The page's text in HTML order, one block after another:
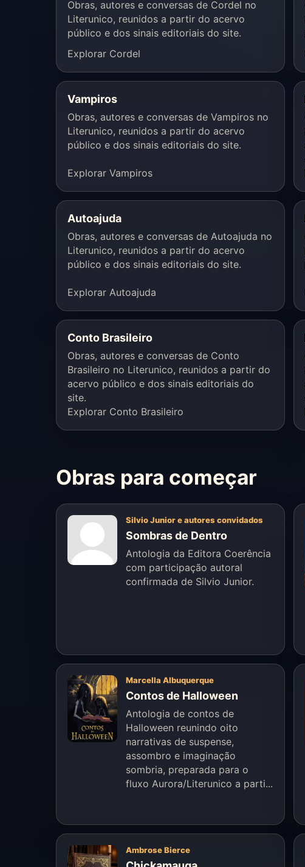
Obras, autores e conversas de Cordel no
Literunico, reunidos a partir do acervo
público e dos sinais editoriais do site.
Explorar Cordel
Vampiros
Obras, autores e conversas de Vampiros no
Literunico, reunidos a partir do acervo
público e dos sinais editoriais do site.
Explorar Vampiros
Autoajuda
Obras, autores e conversas de Autoajuda no
Literunico, reunidos a partir do acervo
público e dos sinais editoriais do site.
Explorar Autoajuda
Conto Brasileiro
Obras, autores e conversas de Conto
Brasileiro no Literunico, reunidos a partir do
acervo público e dos sinais editoriais do
site.
Explorar Conto Brasileiro
Obras para começar
Silvio Junior e autores convidados
Sombras de Dentro
Antologia da Editora Coerência
com participação autoral
confirmada de Silvio Junior.
Marcella Albuquerque
Contos de Halloween
Antologia de contos de
Halloween reunindo oito
narrativas de suspense,
assombro e imaginação
sombria, preparada para o
fluxo Aurora/Literunico a parti...
Ambrose Bierce